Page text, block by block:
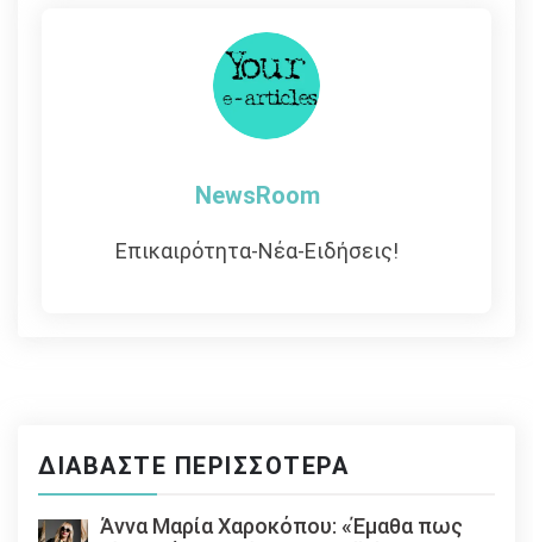
NewsRoom
Επικαιρότητα-Νέα-Ειδήσεις!
ΔΙΑΒΆΣΤΕ ΠΕΡΙΣΣΌΤΕΡΑ
Άννα Μαρία Χαροκόπου: «Έμαθα πως